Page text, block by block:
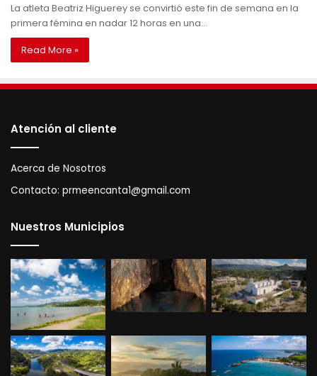
La atleta Beatriz Higuerey se convirtió este fin de semana en la
primera fémina en nadar 12 horas en una…
Read More »
Atención al cliente
Acerca de Nosotros
Contacto: prmeencanta1@gmail.com
Nuestros Municipios